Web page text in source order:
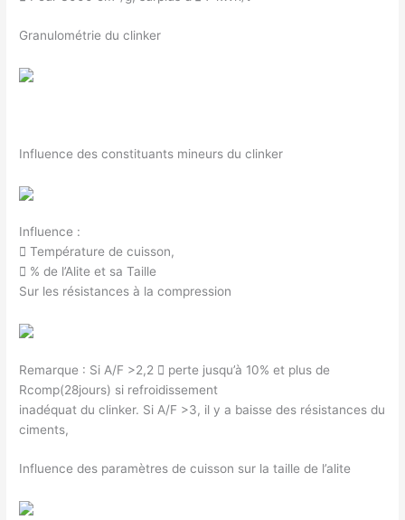
Granulométrie du clinker
Influence des constituants mineurs du clinker
Influence :
 Température de cuisson,
 % de l’Alite et sa Taille
Sur les résistances à la compression
Remarque : Si A/F >2,2  perte jusqu’à 10% et plus de
Rcomp(28jours) si refroidissement
inadéquat du clinker. Si A/F >3, il y a baisse des résistances du
ciments,
Influence des paramètres de cuisson sur la taille de l’alite